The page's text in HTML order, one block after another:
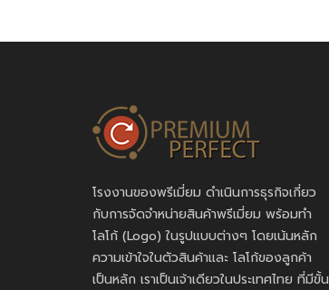
โรงงานของพรีเมี่ยม ดำเนินการธุรกิจเกี่ยว
กับการจัดจำหน่ายสินค้าพรีเมี่ยม พร้อมทำ
โลโก้ (Logo) ในรูปแบบต่างๆ โดยเน้นหลัก
ความเข้าใจในตัวสินค้าและ โลโก้ของลูกค้า
เป็นหลัก เราเป็นเจ้าเดียวในประเทศไทย ที่มีขั้น